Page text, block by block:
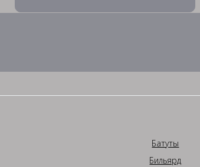
Батуты
Бильярд